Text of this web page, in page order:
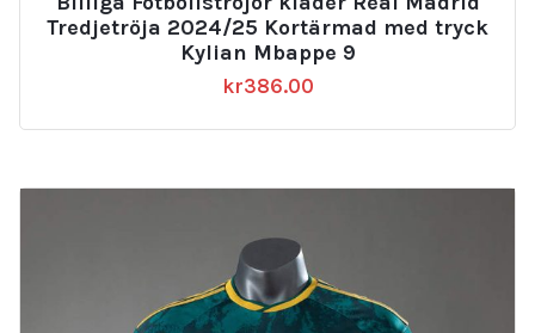
av 5
Tredjetröja 2024/25 Kortärmad med tryck
Kylian Mbappe 9
kr386.00